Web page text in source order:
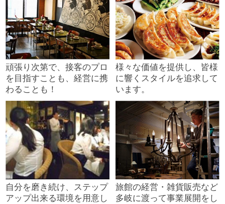
頑張り次第で、接客のプロ
を目指すことも、経営に携
わることも！
様々な価値を提供し、皆様
に響くスタイルを追求して
います。
自分を磨き続け、ステップ
アップ出来る環境を用意し
旅館の経営・雑貨販売など
多岐に渡って事業展開をし